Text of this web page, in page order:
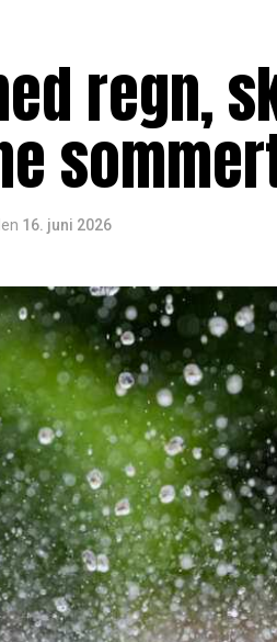
regn,
16. juni 2026